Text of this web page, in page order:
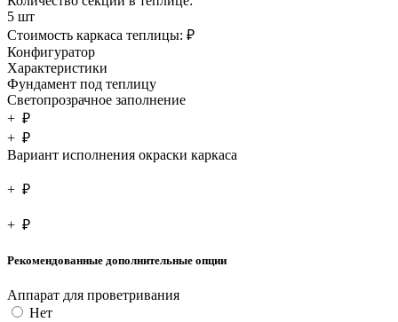
5 шт
Стоимость каркаса теплицы: ₽
Конфигуратор
Характеристики
Фундамент под теплицу
Светопрозрачное заполнение
+ ₽
+ ₽
Вариант исполнения окраски каркаса
+ ₽
+ ₽
Рекомендованные дополнительные опции
Аппарат для проветривания
Нет